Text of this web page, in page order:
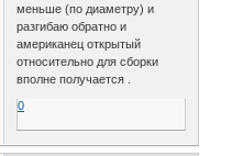
меньше (по диаметру) и
разгибаю обратно и
американец открытый
относительно для сборки
вполне получается .
0